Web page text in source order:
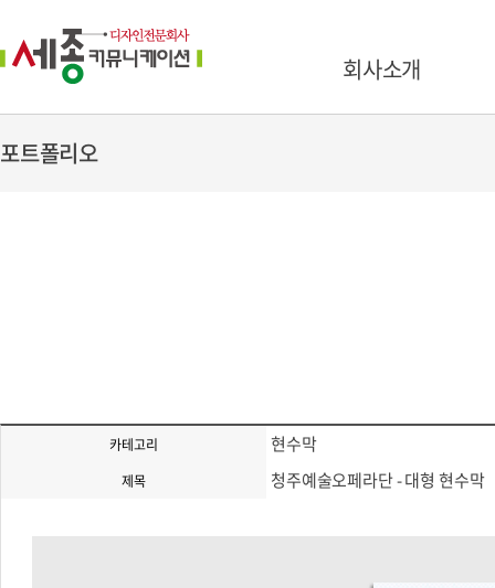
회사소개
포트폴리오
카테고리 현수막
제목 청주예술오페라단 - 대형 현수막